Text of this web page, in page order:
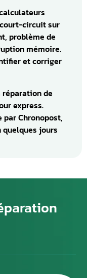
circuit sur
problème de
mémoire.
et corriger
de
express.
Chronopost,
jours